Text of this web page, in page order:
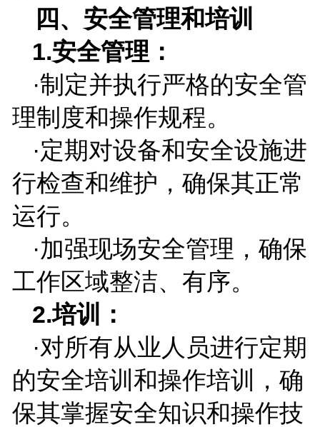
四、安全管理和培训
1.安全管理：
·制定并执行严格的安全管
理制度和操作规程。
·定期对设备和安全设施进
行检查和维护，确保其正常
运行。
·加强现场安全管理，确保
工作区域整洁、有序。
2.培训：
·对所有从业人员进行定期
的安全培训和操作培训，确
保其掌握安全知识和操作技